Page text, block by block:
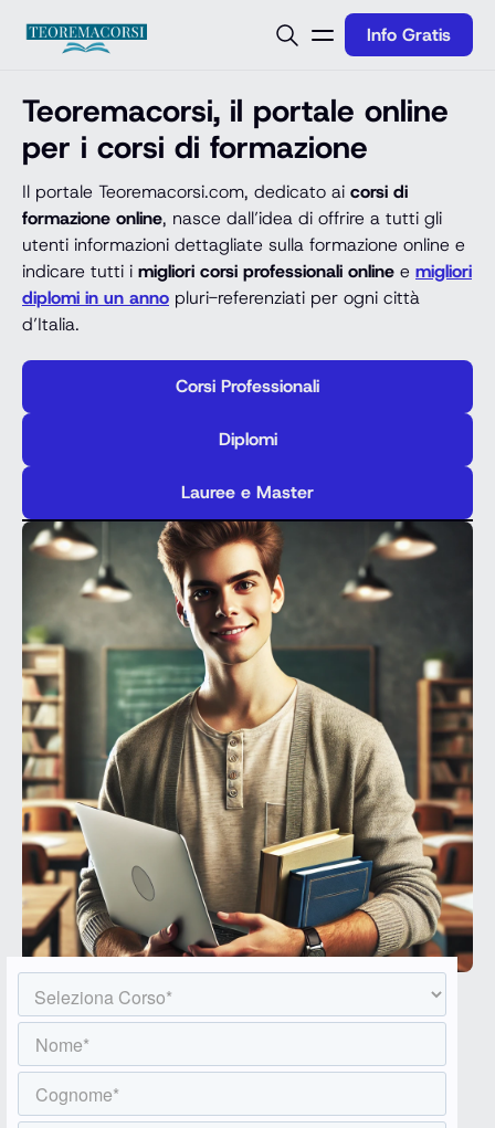
Info Gratis
Teoremacorsi, il portale online
per i corsi di formazione
Il portale Teoremacorsi.com, dedicato ai corsi di
formazione online, nasce dall’idea di offrire a tutti gli
utenti informazioni dettagliate sulla formazione online e
indicare tutti i migliori corsi professionali online e migliori
diplomi in un anno pluri-referenziati per ogni città
d’Italia.
Corsi Professionali
Diplomi
Lauree e Master